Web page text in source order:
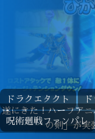
遂にきた！ハーフア
の剣」が実
ドラクエタクト
呪術廻戦ファンパレ